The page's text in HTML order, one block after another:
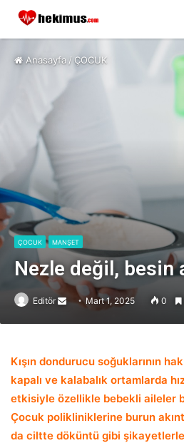
Anasayfa /ÇOCUK
ÇOCUK MANŞET
Nezle değil,
Editör
SendMart 1, 2025 0
Kışın dondurucu soğuklarının
kapalı ve kalabalık ortamlarda
etkisiyle özellikle bebekli aileler
Çocuk polikliniklerine burun
da ciltte döküntü gibi